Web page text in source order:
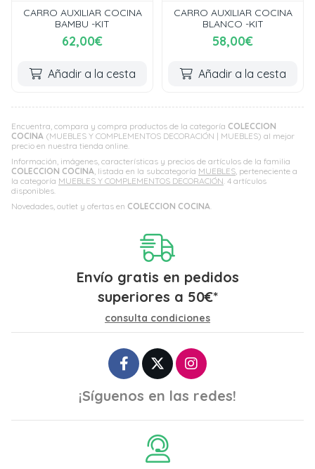
Encuentra, compara y compra productos de la categoría COLECCION
COCINA (MUEBLES Y COMPLEMENTOS DECORACIÓN | MUEBLES) al mejor
precio en nuestra tienda online.
Información, imágenes, características y precios de artículos de la familia
COLECCION COCINA, listada en la subcategoría MUEBLES, perteneciente a
la categoría MUEBLES Y COMPLEMENTOS DECORACIÓN. 4 artículos
disponibles.
Novedades, outlet y ofertas en COLECCION COCINA.
CARRO AUXILIAR COCINA
BAMBU -KIT
62,00€
Añadir a la cesta
CARRO AUXILIAR COCINA
BLANCO -KIT
58,00€
Añadir a la cesta
Envío gratis en pedidos
superiores a 50€*
consulta condiciones
¡Síguenos en las redes!